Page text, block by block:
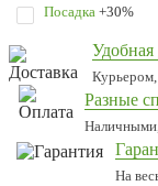
Посадка +30%
Удобная
Разные
Наличными,
На